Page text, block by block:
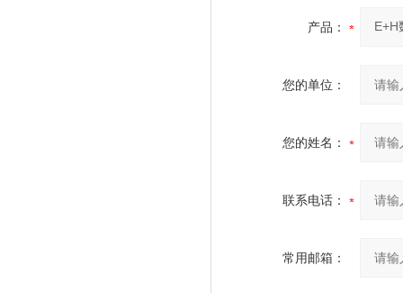
产品：
您的单位：
您的姓名：
联系电话：
常用邮箱：